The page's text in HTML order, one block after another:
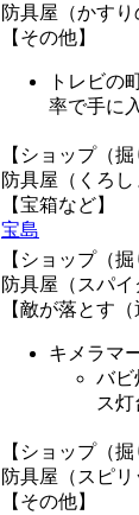
防具屋（かす
【その他】
トレビの
率で手に
【ショップ（掘
防具屋（くろ
【宝箱など】
宝島
【ショップ（掘
防具屋（スパ
【敵が落とす（
キメラマ
バビ
ス
【ショップ（掘
防具屋（スピ
【その他】